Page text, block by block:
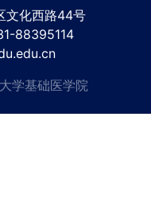
文化西路44号
88395114
学基础医学院